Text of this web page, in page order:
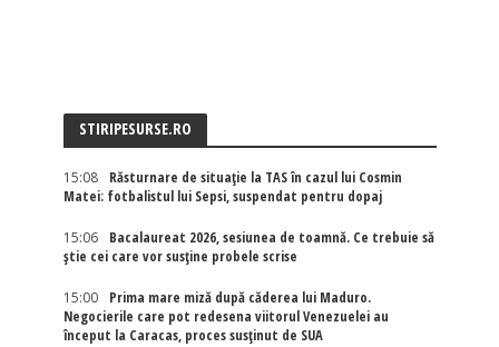
STIRIPESURSE.RO
15:08
Răsturnare de situație la TAS în cazul lui Cosmin
Matei: fotbalistul lui Sepsi, suspendat pentru dopaj
15:06
Bacalaureat 2026, sesiunea de toamnă. Ce trebuie să
știe cei care vor susține probele scrise
15:00
Prima mare miză după căderea lui Maduro.
Negocierile care pot redesena viitorul Venezuelei au
început la Caracas, proces susținut de SUA